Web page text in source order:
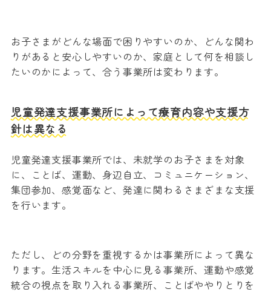
お子さまがどんな場面で困りやすいのか、どんな関わ
りがあると安心しやすいのか、家庭として何を相談し
たいのかによって、合う事業所は変わります。
児童発達支援事業所によって療育内容や支援方
針は異なる
児童発達支援事業所では、未就学のお子さまを対象
に、ことば、運動、身辺自立、コミュニケーション、
集団参加、感覚面など、発達に関わるさまざまな支援
を行います。
ただし、どの分野を重視するかは事業所によって異な
ります。生活スキルを中心に見る事業所、運動や感覚
統合の視点を取り入れる事業所、ことばややりとりを